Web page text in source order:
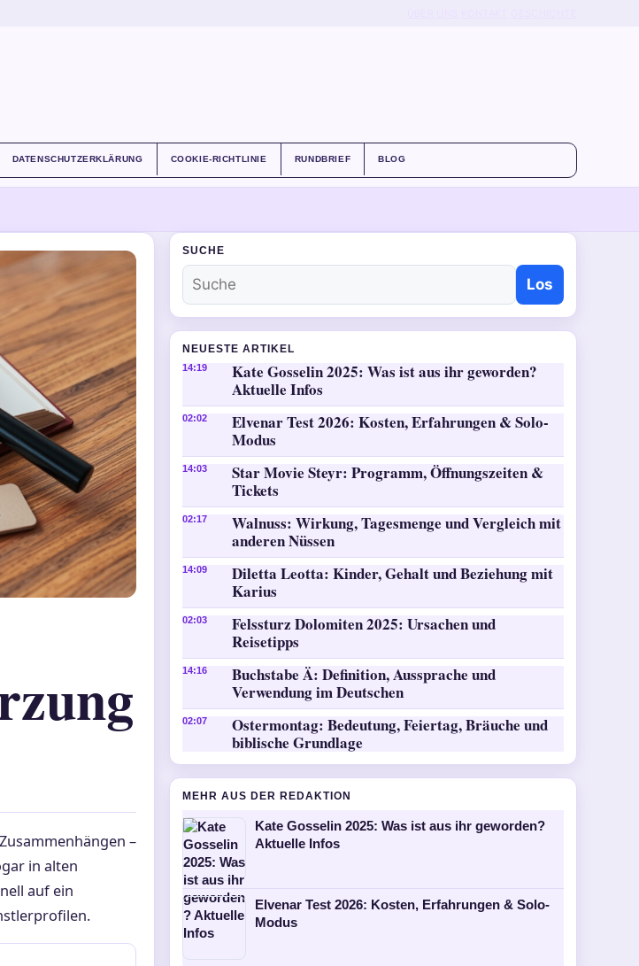
DATENSCHUTZERKLÄRUNG COOKIE-RICHTLINIE RUNDBRIEF BLOG
–
in alten
auf ein
SUCHE
Los
NEUESTE ARTIKEL
14:19
Kate Gosselin 2025: Was ist aus ihr geworden?
Aktuelle Infos
02:02
Elvenar Test 2026: Kosten, Erfahrungen & Solo-
Modus
14:03
Star Movie Steyr: Programm, Öffnungszeiten &
Tickets
02:17
Walnuss: Wirkung, Tagesmenge und Vergleich mit
anderen Nüssen
14:09
Diletta Leotta: Kinder, Gehalt und Beziehung mit
Karius
02:03
Felssturz Dolomiten 2025: Ursachen und
Reisetipps
14:16
Buchstabe Ä: Definition, Aussprache und
Verwendung im Deutschen
02:07
Ostermontag: Bedeutung, Feiertag, Bräuche und
biblische Grundlage
MEHR AUS DER REDAKTION
Kate Gosselin 2025: Was ist aus ihr geworden?
Aktuelle Infos
Elvenar Test 2026: Kosten, Erfahrungen & Solo-
Modus